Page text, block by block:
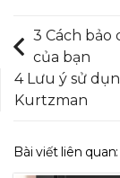
3 Cách bảo
của bạn
4 Lưu ý sử
Kurtzman
Bài viết liên quan: